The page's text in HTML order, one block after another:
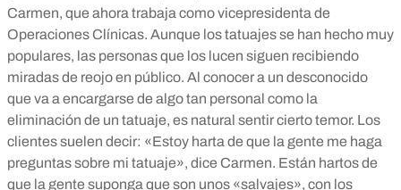
Carmen, que ahora trabaja como vicepresidenta de
Operaciones Clínicas. Aunque los tatuajes se han hecho muy
populares, las personas que los lucen siguen recibiendo
miradas de reojo en público. Al conocer a un desconocido
que va a encargarse de algo tan personal como la
eliminación de un tatuaje, es natural sentir cierto temor. Los
clientes suelen decir: «Estoy harta de que la gente me haga
preguntas sobre mi tatuaje», dice Carmen. Están hartos de
que la gente suponga que son unos «salvajes», con los